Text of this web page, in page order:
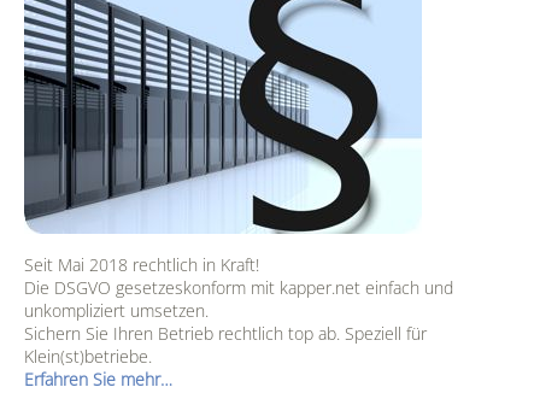
Seit Mai 2018 rechtlich in Kraft!
Die DSGVO gesetzeskonform mit kapper.net einfach und
unkompliziert umsetzen.
Sichern Sie Ihren Betrieb rechtlich top ab. Speziell für
Klein(st)betriebe.
Erfahren Sie mehr…